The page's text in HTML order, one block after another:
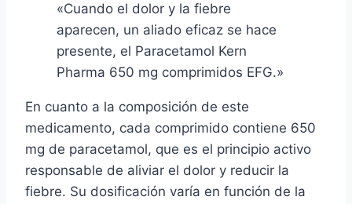
«Cuando el dolor y la fiebre
aparecen, un aliado eficaz se hace
presente, el Paracetamol Kern
Pharma 650 mg comprimidos EFG.»
En cuanto a la composición de este
medicamento, cada comprimido contiene 650
mg de paracetamol, que es el principio activo
responsable de aliviar el dolor y reducir la
fiebre. Su dosificación varía en función de la